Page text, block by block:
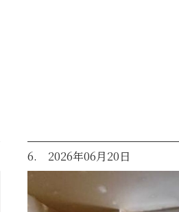
6. 2026年06月20日